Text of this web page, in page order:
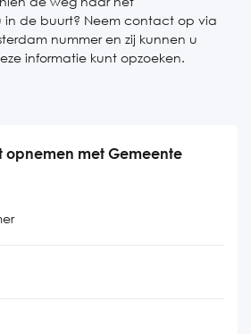
in de buurt? Neem contact op via
nummer en zij kunnen u
informatie kunt opzoeken.
opnemen met Gemeente